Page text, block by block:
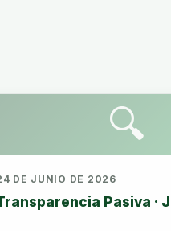
🔍
DE JUNIO DE 2026
Pasiva ·